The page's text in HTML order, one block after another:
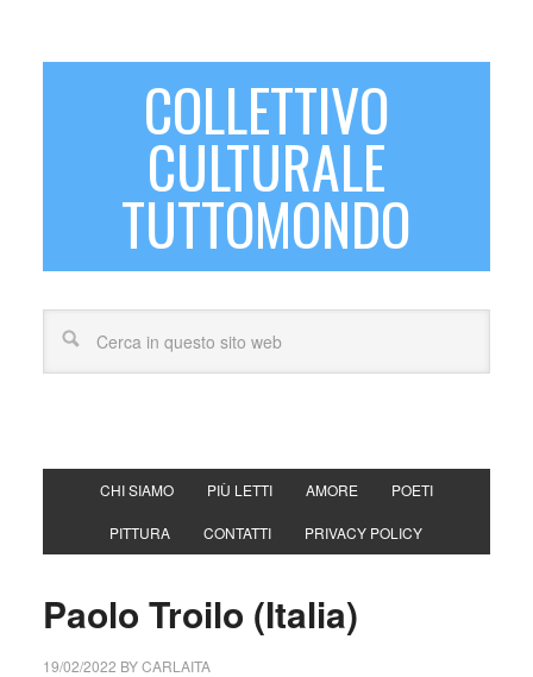
COLLETTIVO
CULTURALE
TUTTOMONDO
CHI SIAMO PIÙ LETTI AMORE POETI
PITTURA CONTATTI PRIVACY POLICY
Paolo Troilo (Italia)
19/02/2022 BYCARLAITA